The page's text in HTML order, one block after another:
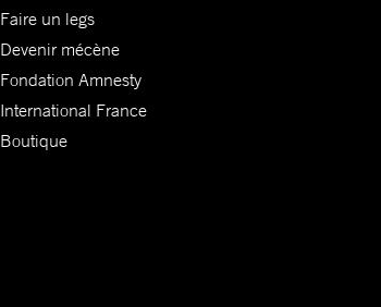
Faire un legs
Devenir mécène
Fondation Amnesty
International France
Boutique